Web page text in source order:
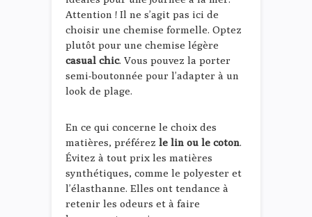
Attention ! Il ne s’agit pas ici de
choisir une chemise formelle. Optez
plutôt pour une chemise légère
casual chic. Vous pouvez la porter
semi-boutonnée pour l’adapter à un
look de plage.
En ce qui concerne le choix des
matières, préférez le lin ou le coton.
Évitez à tout prix les matières
synthétiques, comme le polyester et
l’élasthanne. Elles ont tendance à
retenir les odeurs et à faire